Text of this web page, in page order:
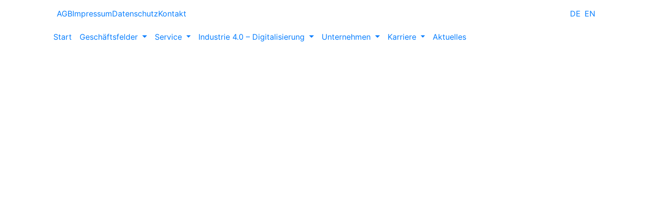
AGBImpressumDatenschutzKontakt DE EN
Start Geschäftsfelder Service Industrie 4.0 – Digitalisierung Unternehmen Karriere Aktuelles